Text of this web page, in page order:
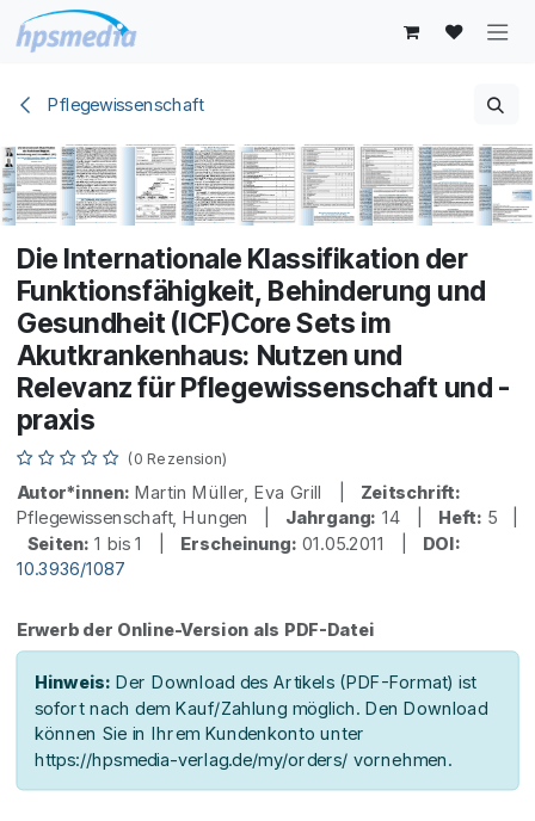
Zum Inhalt springen
Pflegewissenschaft
Die Internationale Klassifikation der
Funktionsfähigkeit, Behinderung und
Gesundheit (ICF)Core Sets im
Akutkrankenhaus: Nutzen und
Relevanz für Pflegewissenschaft und -
praxis
(0 Rezension)
Autor*innen: Martin Müller, Eva Grill | Zeitschrift:
Pflegewissenschaft, Hungen | Jahrgang: 14 | Heft: 5 |
Seiten: 1 bis 1 | Erscheinung: 01.05.2011 | DOI:
10.3936/1087
Erwerb der Online-Version als PDF-Datei
Hinweis: Der Download des Artikels (PDF-Format) ist
sofort nach dem Kauf/Zahlung möglich. Den Download
können Sie in Ihrem Kundenkonto unter
https://hpsmedia-verlag.de/my/orders/ vornehmen.